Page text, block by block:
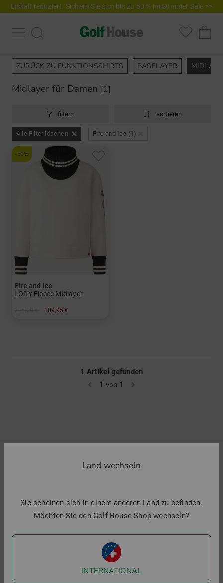
Eiskalt reduziert. Sichern Sie sich bis zu 50 % im Summer Sale >>
ZURÜCK ZU FUNKTIONSSHIRTS BASELAYER
Midlayer für Damen [1]
filtern sortieren
Alle Filter löschen Fire and Ice (1)
-51%
Fire and Ice
LORY Fleece Midlayer
109,95 €
1 Artikel gefunden
1 von 1
Folgen Sie uns auf Facebook & Co und erfahren Sie alles
Wissenswerte rund ums Thema Golfsport.
Land wechseln
Sie scheinen sich in einem anderen Land zu befinden.
Möchten Sie den Golf House Shop wechseln?
INTERNATIONAL